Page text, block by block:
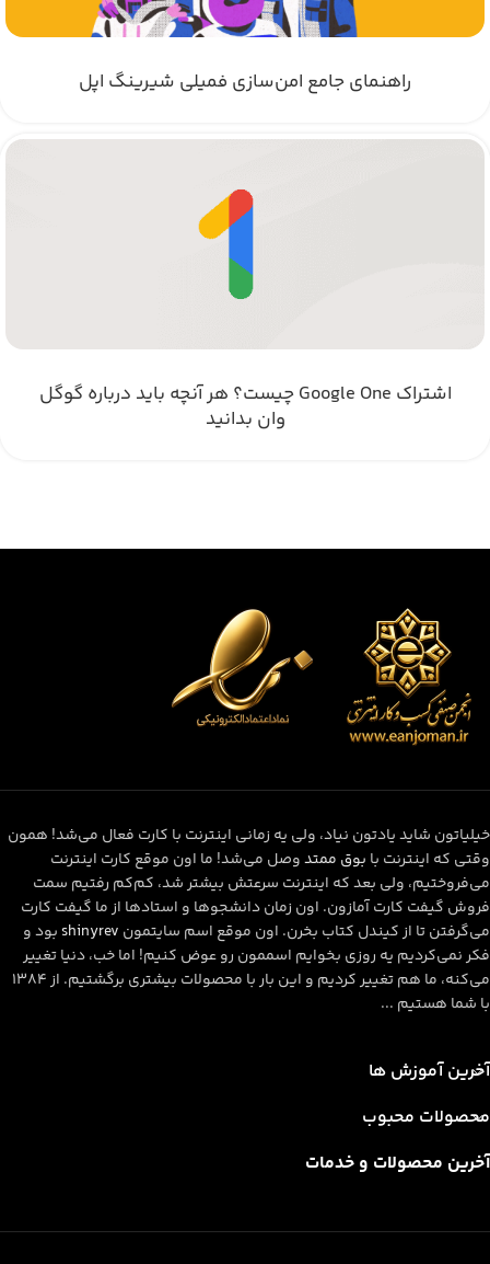
راهنمای جامع امن‌سازی فمیلی شیرینگ اپل
اشتراک Google One چیست؟ هر آنچه باید درباره گوگل
وان بدانید
خیلیاتون شاید یادتون نیاد، ولی یه زمانی اینترنت با کارت فعال می‌شد! همون
وقتی که اینترنت با بوق ممتدوصل می‌شد! ما اون موقع کارت اینترنت
می‌فروختیم، ولی بعد که اینترنت سرعتش بیشتر شد، کم‌کم رفتیم سمت
فروش گیفت کارت آمازون. اون زمان دانشجوها و استادها از ما گیفت کارت
می‌گرفتن تا از کیندل کتاب بخرن. اون موقع اسم سایتمون shinyrevبود و
فکر نمی‌کردیم یه روزی بخوایم اسممون رو عوض کنیم! اما خب، دنیا تغییر
می‌کنه، ما هم تغییر کردیم و این بار با محصولات بیشتری برگشتیم. از ۱۳۸۴
با شما هستیم ...
آخرین آموزش ها
محصولات محبوب
آخرین محصولات و خدمات